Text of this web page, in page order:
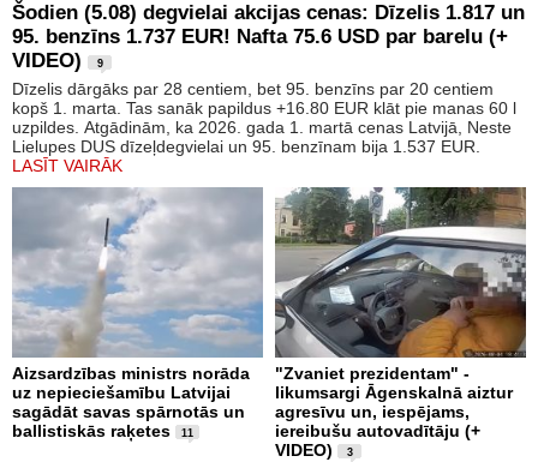
Šodien (5.08) degvielai akcijas cenas: Dīzelis 1.817 un
95. benzīns 1.737 EUR! Nafta 75.6 USD par barelu (+
VIDEO)
9
Dīzelis dārgāks par 28 centiem, bet 95. benzīns par 20 centiem
kopš 1. marta. Tas sanāk papildus +16.80 EUR klāt pie manas 60 l
uzpildes. Atgādinām, ka 2026. gada 1. martā cenas Latvijā, Neste
Lielupes DUS dīzeļdegvielai un 95. benzīnam bija 1.537 EUR.
LASĪT VAIRĀK
Aizsardzības ministrs norāda
uz nepieciešamību Latvijai
sagādāt savas spārnotās un
ballistiskās raķetes
11
"Zvaniet prezidentam" -
likumsargi Āgenskalnā aiztur
agresīvu un, iespējams,
iereibušu autovadītāju (+
VIDEO)
3